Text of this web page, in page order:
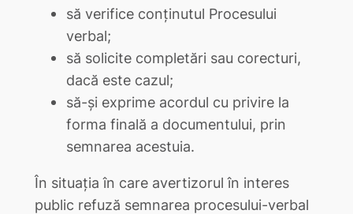
să verifice conținutul Procesului
verbal;
să solicite completări sau corecturi,
dacă este cazul;
să-și exprime acordul cu privire la
forma finală a documentului, prin
semnarea acestuia.
În situația în care avertizorul în interes
public refuză semnarea procesului-verbal